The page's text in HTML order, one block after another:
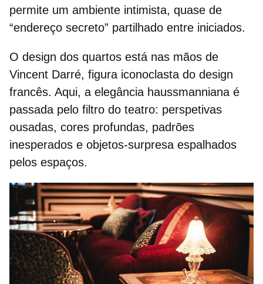
permite um ambiente intimista, quase de
“endereço secreto” partilhado entre iniciados.
O design dos quartos está nas mãos de
Vincent Darré, figura iconoclasta do design
francês. Aqui, a elegância haussmanniana é
passada pelo filtro do teatro: perspetivas
ousadas, cores profundas, padrões
inesperados e objetos‑surpresa espalhados
pelos espaços.